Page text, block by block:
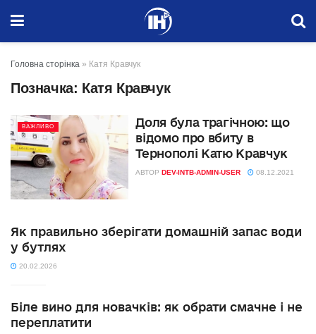
Головна сторінка » Катя Кравчук
Позначка: Катя Кравчук
ВАЖЛИВО
Доля була трагічною: що
відомо про вбиту в
Тернополі Катю Кравчук
АВТОР DEV-INTB-ADMIN-USER 08.12.2021
Як правильно зберігати домашній запас води
у бутлях
20.02.2026
Біле вино для новачків: як обрати смачне і не
переплатити